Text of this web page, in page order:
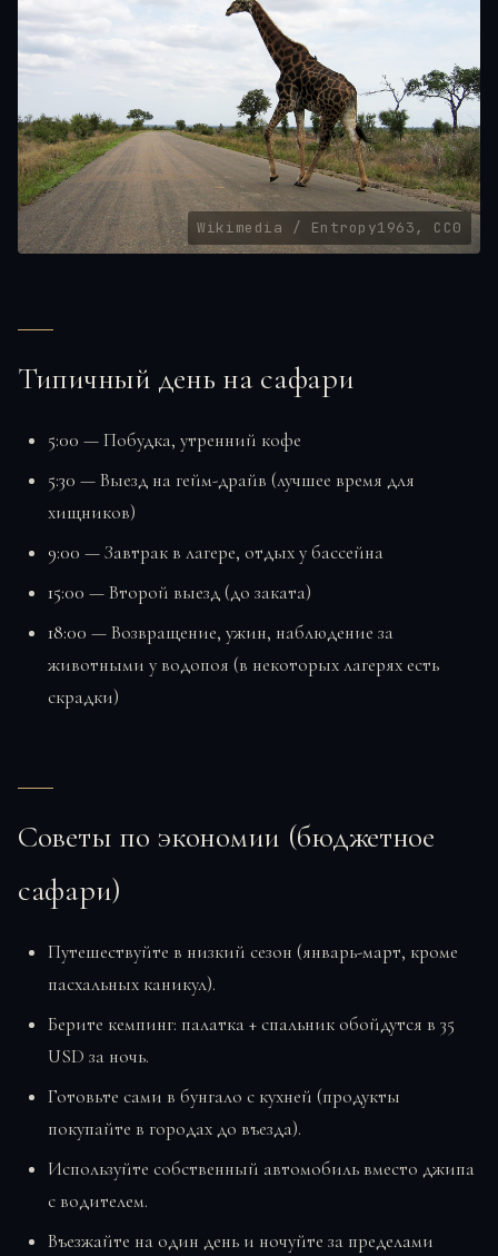
Wikimedia / Entropy1963, CC0
Типичный день на сафари
5:00 — Побудка, утренний кофе
5:30 — Выезд на гейм-драйв (лучшее время для
хищников)
9:00 — Завтрак в лагере, отдых у бассейна
15:00 — Второй выезд (до заката)
18:00 — Возвращение, ужин, наблюдение за
животными у водопоя (в некоторых лагерях есть
скрадки)
Советы по экономии (бюджетное
сафари)
Путешествуйте в низкий сезон (январь-март, кроме
пасхальных каникул).
Берите кемпинг: палатка + спальник обойдутся в 35
USD за ночь.
Готовьте сами в бунгало с кухней (продукты
покупайте в городах до въезда).
Используйте собственный автомобиль вместо джипа
с водителем.
Въезжайте на один день и ночуйте за пределами